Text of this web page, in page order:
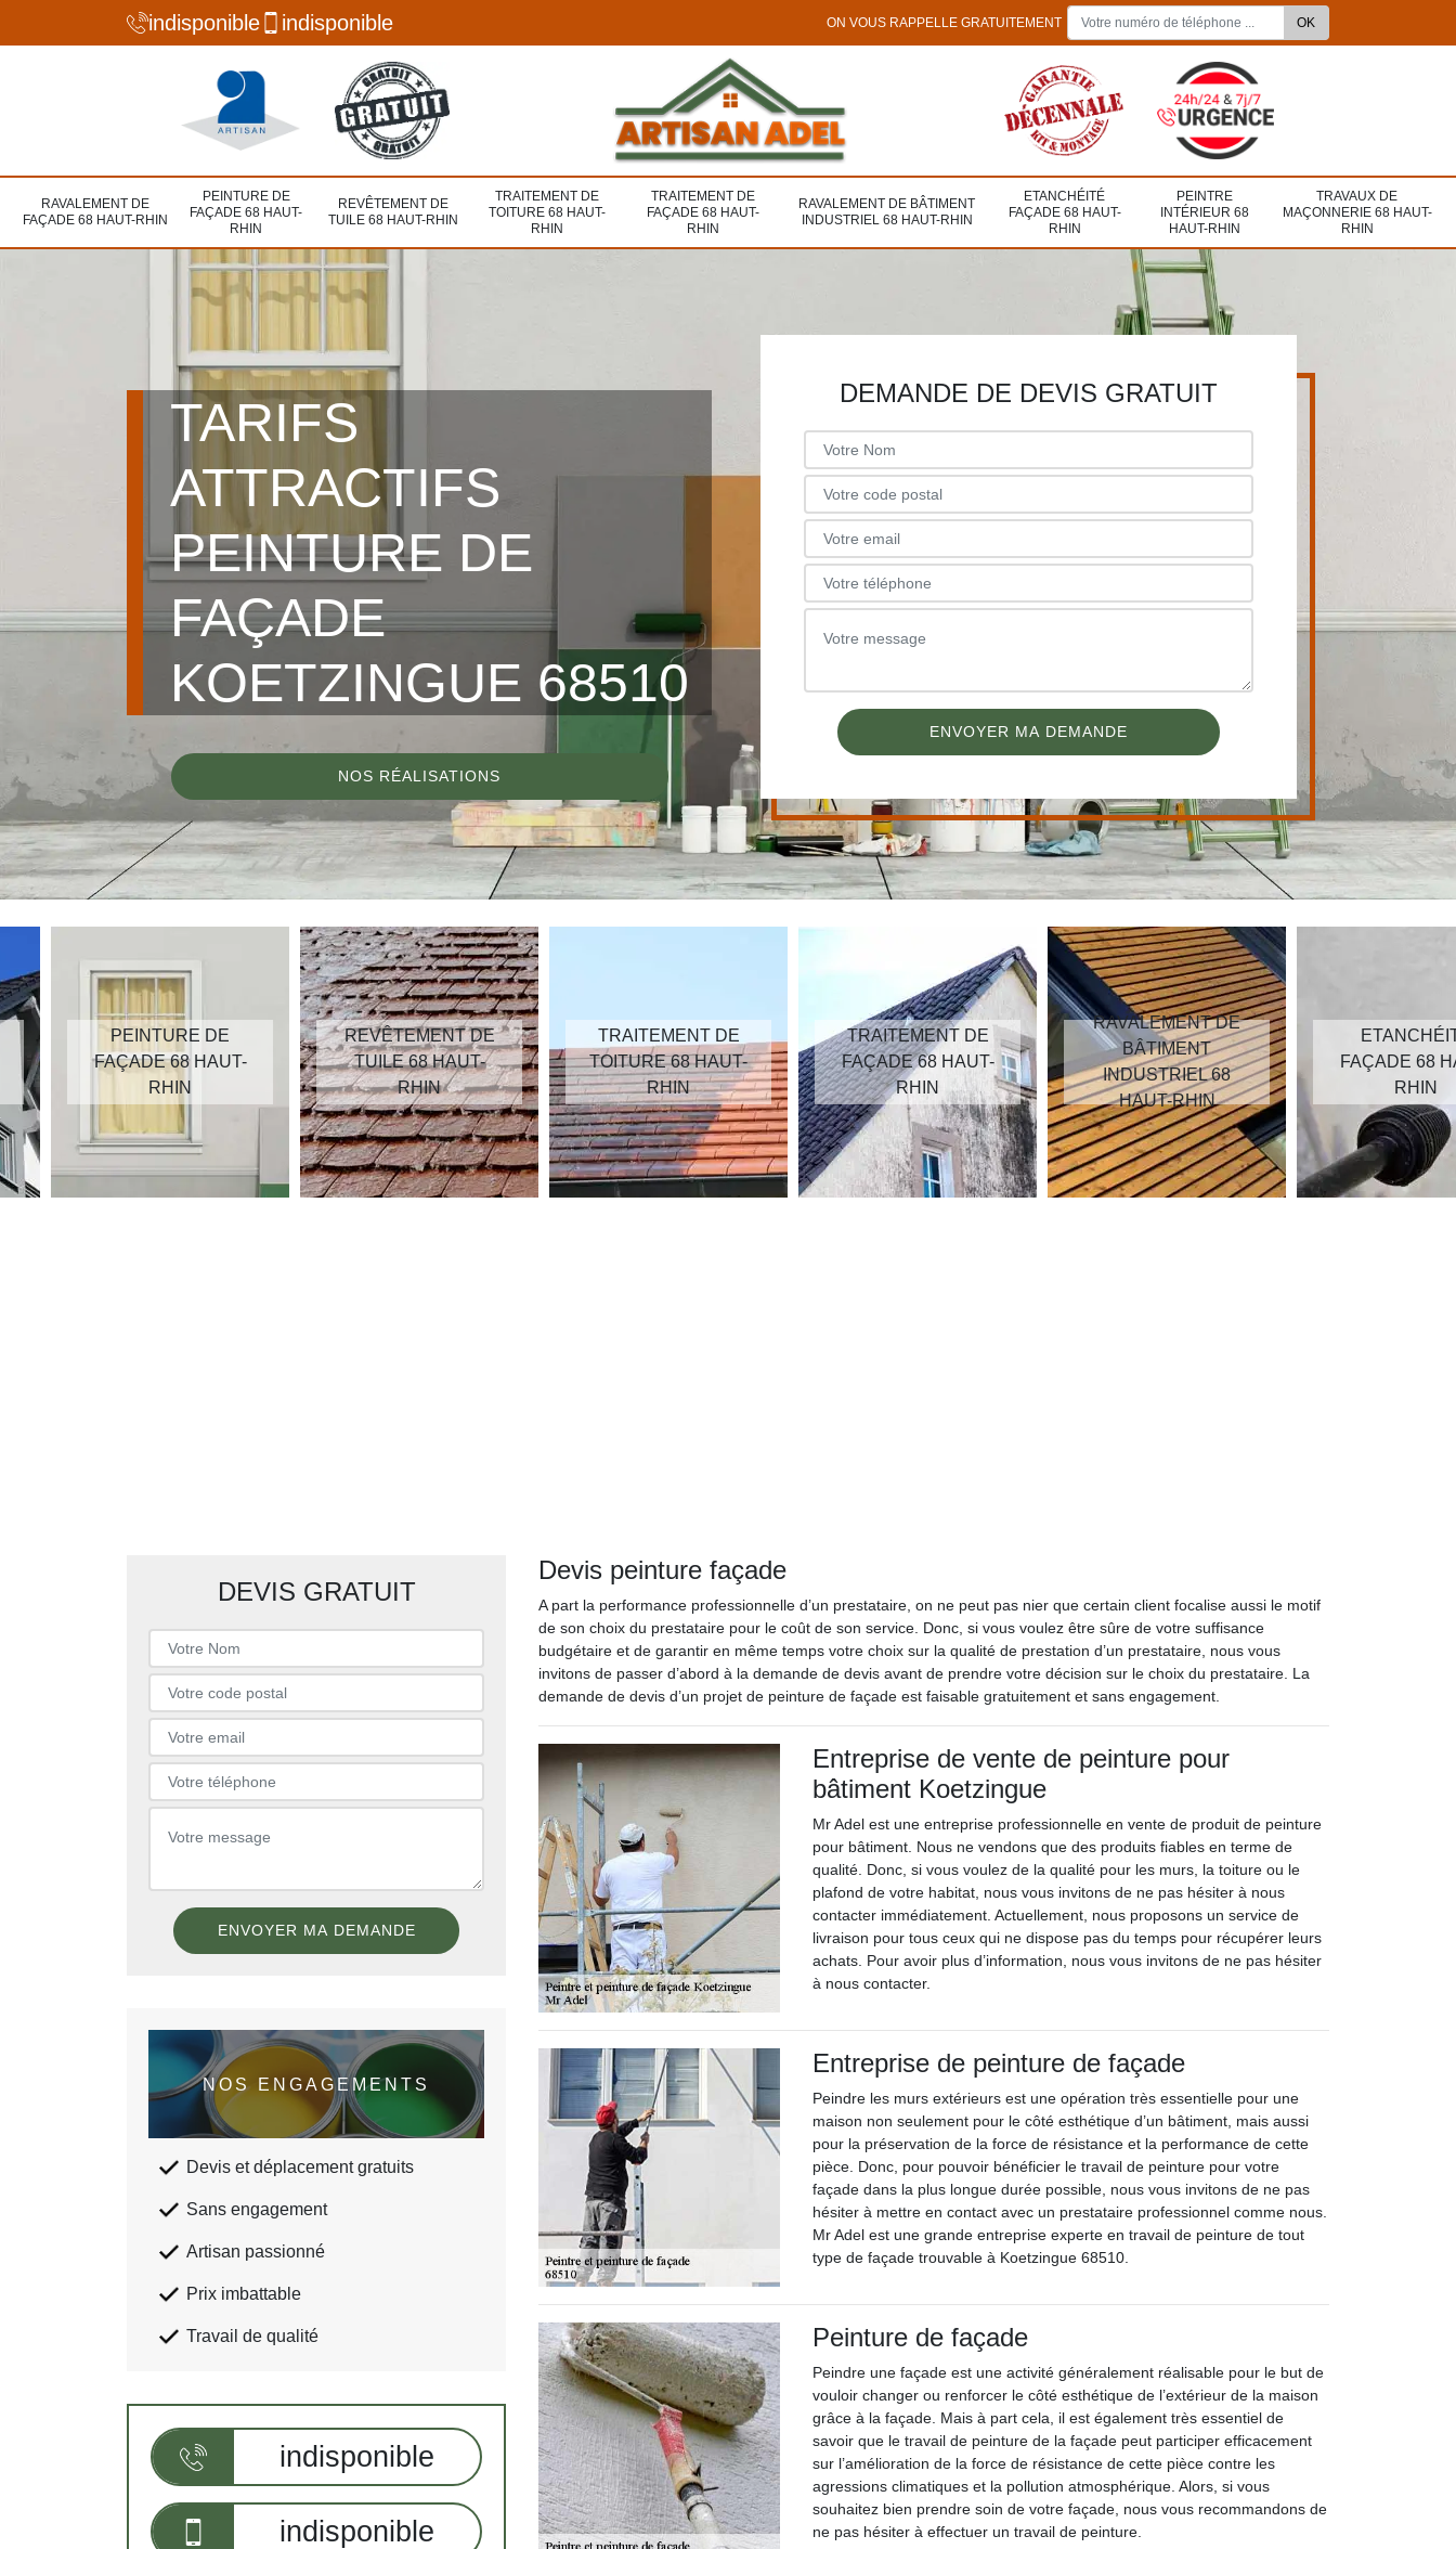
indisponible indisponible ON VOUS RAPPELLE GRATUITEMENT
RAVALEMENT DE
FAÇADE 68 HAUT-RHIN
PEINTURE DE
FAÇADE 68 HAUT-
RHIN
REVÊTEMENT DE
TUILE 68 HAUT-RHIN
TRAITEMENT DE
TOITURE 68 HAUT-
RHIN
TRAITEMENT DE
FAÇADE 68 HAUT-
RHIN
RAVALEMENT DE BÂTIMENT
INDUSTRIEL 68 HAUT-RHIN
ETANCHÉITÉ
FAÇADE 68 HAUT-
RHIN
PEINTRE
INTÉRIEUR 68
HAUT-RHIN
TRAVAUX DE
MAÇONNERIE 68 HAUT-
RHIN
TARIFS
ATTRACTIFS
PEINTURE DE
FAÇADE
KOETZINGUE 68510
NOS RÉALISATIONS
DEMANDE DE DEVIS GRATUIT
PEINTURE DE
FAÇADE 68 HAUT-
RHIN
REVÊTEMENT DE
TUILE 68 HAUT-
RHIN
TRAITEMENT DE
TOITURE 68 HAUT-
RHIN
TRAITEMENT DE
FAÇADE 68 HAUT-
RHIN
RAVALEMENT DE
BÂTIMENT
INDUSTRIEL 68
HAUT-RHIN
FAÇADE 68
RHIN
DEVIS GRATUIT
NOS ENGAGEMENTS
Devis et déplacement gratuits
Sans engagement
Artisan passionné
Prix imbattable
Travail de qualité
indisponible
indisponible
Devis peinture façade
A part la performance professionnelle d’un prestataire, on ne peut pas nier que certain client focalise aussi le motif
de son choix du prestataire pour le coût de son service. Donc, si vous voulez être sûre de votre suffisance
budgétaire et de garantir en même temps votre choix sur la qualité de prestation d’un prestataire, nous vous
invitons de passer d’abord à la demande de devis avant de prendre votre décision sur le choix du prestataire. La
demande de devis d’un projet de peinture de façade est faisable gratuitement et sans engagement.
Entreprise de vente de peinture pour
bâtiment Koetzingue
Mr Adel est une entreprise professionnelle en vente de produit de peinture
pour bâtiment. Nous ne vendons que des produits fiables en terme de
qualité. Donc, si vous voulez de la qualité pour les murs, la toiture ou le
plafond de votre habitat, nous vous invitons de ne pas hésiter à nous
contacter immédiatement. Actuellement, nous proposons un service de
livraison pour tous ceux qui ne dispose pas du temps pour récupérer leurs
achats. Pour avoir plus d’information, nous vous invitons de ne pas hésiter
à nous contacter.
Entreprise de peinture de façade
Peindre les murs extérieurs est une opération très essentielle pour une
maison non seulement pour le côté esthétique d’un bâtiment, mais aussi
pour la préservation de la force de résistance et la performance de cette
pièce. Donc, pour pouvoir bénéficier le travail de peinture pour votre
façade dans la plus longue durée possible, nous vous invitons de ne pas
hésiter à mettre en contact avec un prestataire professionnel comme nous.
Mr Adel est une grande entreprise experte en travail de peinture de tout
type de façade trouvable à Koetzingue 68510.
Peinture de façade
Peindre une façade est une activité généralement réalisable pour le but de
vouloir changer ou renforcer le côté esthétique de l’extérieur de la maison
grâce à la façade. Mais à part cela, il est également très essentiel de
savoir que le travail de peinture de la façade peut participer efficacement
sur l’amélioration de la force de résistance de cette pièce contre les
agressions climatiques et la pollution atmosphérique. Alors, si vous
souhaitez bien prendre soin de votre façade, nous vous recommandons de
ne pas hésiter à effectuer un travail de peinture.